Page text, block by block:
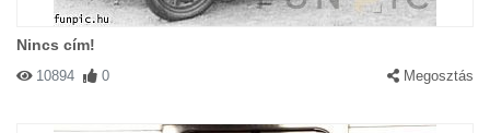
Nincs cím!
10894 0 Megosztás